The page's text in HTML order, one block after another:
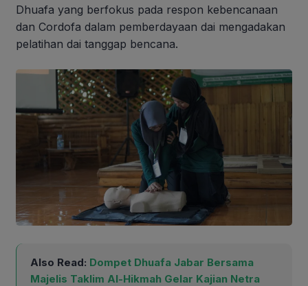
Dhuafa yang berfokus pada respon kebencanaan
dan Cordofa dalam pemberdayaan dai mengadakan
pelatihan dai tanggap bencana.
Also Read: Dompet Dhuafa Jabar Bersama
Majelis Taklim Al-Hikmah Gelar Kajian Netra